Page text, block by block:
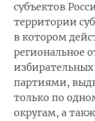
субъектов
территории
в котором
региональное
партиями,
только по
округам, а